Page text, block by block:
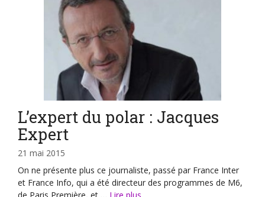
L’expert du polar : Jacques
Expert
21 mai 2015
On ne présente plus ce journaliste, passé par France Inter
et France Info, qui a été directeur des programmes de M6,